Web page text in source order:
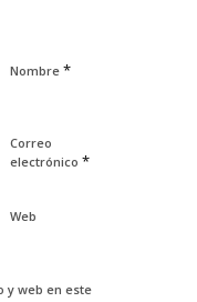
Nombre *
Correo
electrónico *
Web
y web en este